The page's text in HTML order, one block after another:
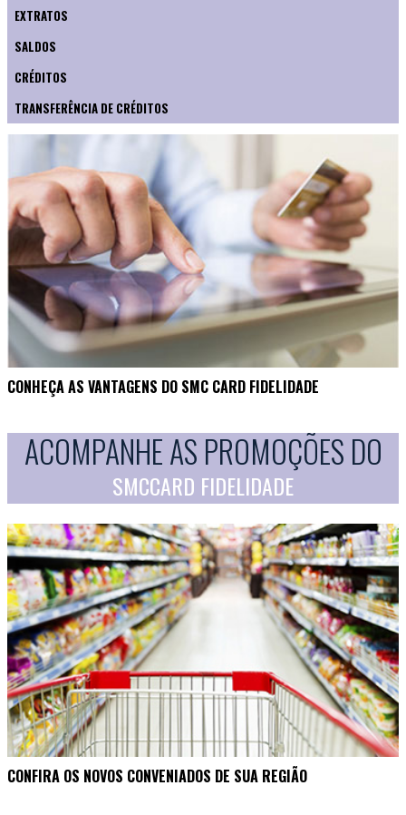
EXTRATOS
SALDOS
CRÉDITOS
TRANSFERÊNCIA DE CRÉDITOS
CONHEÇA AS VANTAGENS DO SMC CARD FIDELIDADE
ACOMPANHE AS PROMOÇÕES DO
SMCCARD FIDELIDADE
CONFIRA OS NOVOS CONVENIADOS DE SUA REGIÃO